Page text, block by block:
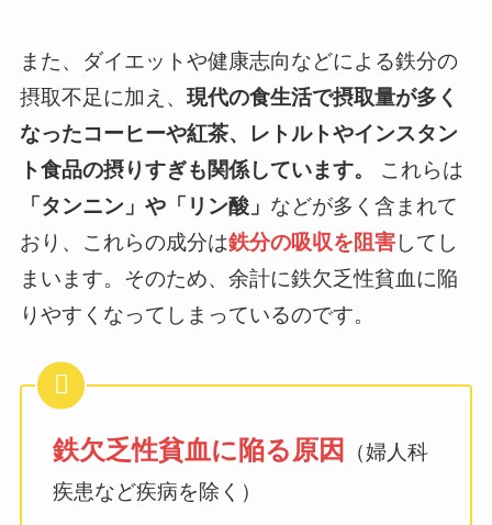
また、ダイエットや健康志向などによる鉄分の
摂取不足に加え、 現代の食生活で摂取量が多く
なったコーヒーや紅茶、レトルトやインスタン
ト食品の摂りすぎも関係しています。
これらは
「タンニン」や「リン酸」 などが多く含まれて
おり、これらの成分は鉄分の吸収を阻害してし
まいます。そのため、余計に鉄欠乏性貧血に陥
りやすくなってしまっているのです。
鉄欠乏性貧血に陥る原因
（婦人科
疾患など疾病を除く）